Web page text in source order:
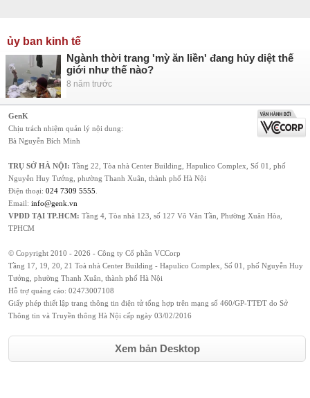
ủy ban kinh tế
Ngành thời trang 'mỳ ăn liền' đang hủy diệt thế
giới như thế nào?
8 năm trước
GenK
Chịu trách nhiệm quản lý nội dung:
Bà Nguyễn Bích Minh
TRỤ SỞ HÀ NỘI: Tầng 22, Tòa nhà Center Building, Hapulico Complex, Số 01, phố
Nguyễn Huy Tưởng, phường Thanh Xuân, thành phố Hà Nội
Điện thoại: 024 7309 5555
Email: info@genk.vn
VPĐD TẠI TP.HCM: Tầng 4, Tòa nhà 123, số 127 Võ Văn Tần, Phường Xuân Hòa,
TPHCM
© Copyright 2010 - 2026 - Công ty Cổ phần VCCorp
Tầng 17, 19, 20, 21 Toà nhà Center Building - Hapulico Complex, Số 01, phố Nguyễn Huy
Tưởng, phường Thanh Xuân, thành phố Hà Nội
Hỗ trợ quảng cáo: 02473007108
Giấy phép thiết lập trang thông tin điện tử tổng hợp trên mạng số 460/GP-TTĐT do Sở
Thông tin và Truyền thông Hà Nội cấp ngày 03/02/2016
Xem bản Desktop